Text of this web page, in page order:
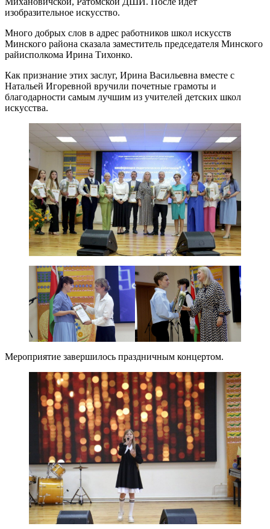
изобразительное искусство.
Много добрых слов в адрес работников школ искусств
Минского района сказала заместитель председателя Минского
райисполкома Ирина Тихонко.
Как признание этих заслуг, Ирина Васильевна вместе с
Натальей Игоревной вручили почетные грамоты и
благодарности самым лучшим из учителей детских школ
искусства.
Мероприятие завершилось праздничным концертом.